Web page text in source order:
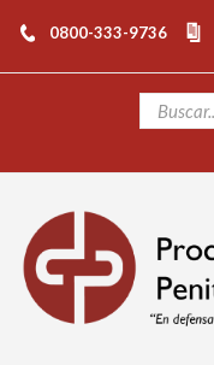
0800-333-9736